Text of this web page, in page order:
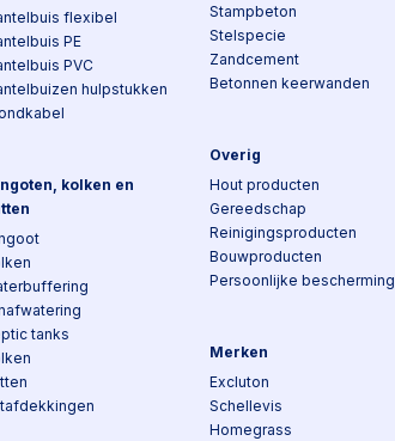
flexibel
PE
PVC
hulpstukken
kolken en
tanks
Stampbeton
Stelspecie
Zandcement
Betonnen keerwanden
Overig
Hout producten
Gereedschap
Reinigingsproducten
Bouwproducten
Persoonlijke bescherming
Merken
Excluton
Schellevis
Homegrass